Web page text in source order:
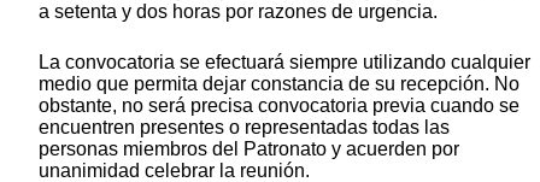
a setenta y dos horas por razones de urgencia.
La convocatoria se efectuará siempre utilizando cualquier
medio que permita dejar constancia de su recepción. No
obstante, no será precisa convocatoria previa cuando se
encuentren presentes o representadas todas las
personas miembros del Patronato y acuerden por
unanimidad celebrar la reunión.